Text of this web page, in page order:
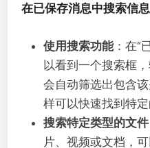
在已保存消息中搜索信息
使用搜索功能：在“
以看到一个搜索框
会自动筛选出包含
样可以快速找到特定
搜索特定类型的文件
片、视频或文档，